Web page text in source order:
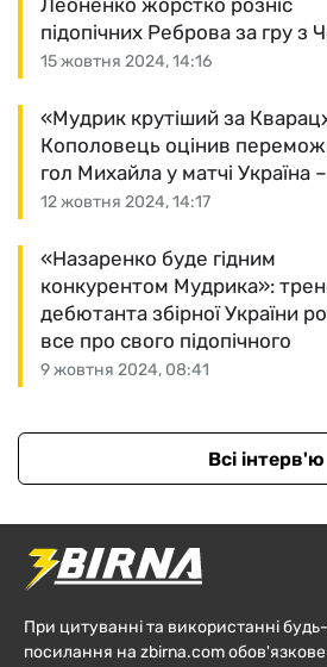
15 жовтня 2024, 14:16
Леоненко жорстко розніс
підопічних Реброва за гру з
12 жовтня 2024, 14:17
«Мудрик крутіший за
Кополовець оцінив
гол Михайла у матчі Україна –
9 жовтня 2024, 08:41
«Назаренко буде гідним
конкурентом Мудрика»:
дебютанта збірної України
все про свого підопічного
Всі інтерв'ю
При цитуванні та використанні
посилання на zbirna.com обов'язкове